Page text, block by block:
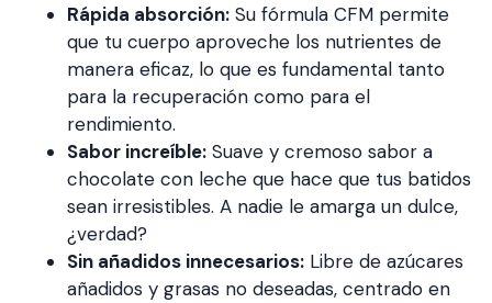
Rápida absorción: Su fórmula CFM permite
que tu cuerpo aproveche los nutrientes de
manera eficaz, lo que es fundamental tanto
para la recuperación como para el
rendimiento.
Sabor increíble: Suave y cremoso sabor a
chocolate con leche que hace que tus batidos
sean irresistibles. A nadie le amarga un dulce,
¿verdad?
Sin añadidos innecesarios: Libre de azúcares
añadidos y grasas no deseadas, centrado en